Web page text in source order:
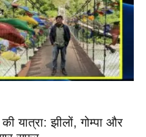
यात्रा: झीलों, गोम्पा और